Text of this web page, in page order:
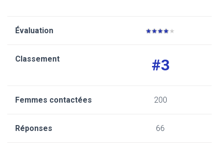
★★★★★
#3
200
66